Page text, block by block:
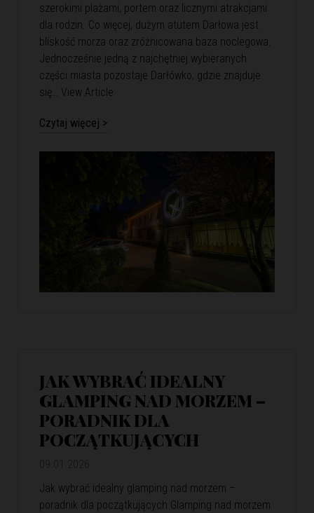
szerokimi plażami, portem oraz licznymi atrakcjami
dla rodzin. Co więcej, dużym atutem Darłowa jest
bliskość morza oraz zróżnicowana baza noclegowa.
Jednocześnie jedną z najchętniej wybieranych
części miasta pozostaje Darłówko, gdzie znajduje
się… View Article
Czytaj więcej >
JAK WYBRAĆ IDEALNY
GLAMPING NAD MORZEM –
PORADNIK DLA
POCZĄTKUJĄCYCH
Jak wybrać idealny glamping nad morzem –
poradnik dla początkujących Glamping nad morzem